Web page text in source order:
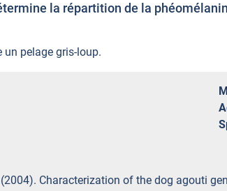
la répartition de la
un pelage gris-loup.
Characterization of the dog agouti